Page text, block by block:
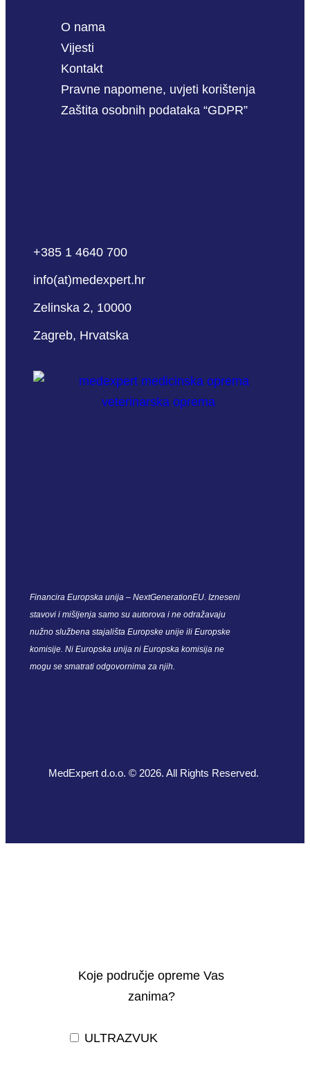
O nama
Vijesti
Kontakt
Pravne napomene, uvjeti korištenja
Zaštita osobnih podataka “GDPR”
+385 1 4640 700
info(at)medexpert.hr
Zelinska 2, 10000
Zagreb, Hrvatska
Financira Europska unija – NextGenerationEU. Izneseni
stavovi i mišljenja samo su autorova i ne odražavaju
nužno službena stajališta Europske unije ili Europske
komisije. Ni Europska unija ni Europska komisija ne
mogu se smatrati odgovornima za njih.
MedExpert d.o.o. © 2026. All Rights Reserved.
Koje područje opreme Vas
zanima?
ULTRAZVUK